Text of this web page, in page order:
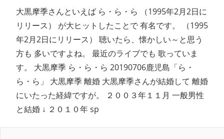
大黒摩季さんといえば ら・ら・ら （1995年2月2日に
リリース） が大ヒットしたことで 有名です。 （1995
年2月2日にリリース） 聴いたら、懐かしい～と思う
方も 多いですよね。 最近のライブでも 歌っていま
す。 大黒摩季 ら・ら・ら 20190706鹿児島「ら・
ら・ら」 大黒摩季 離婚 大黒摩季さんが結婚して 離婚
にいたった経緯ですが。 ２００３年１１月 一般男性
と結婚 ↓ ２０１０年 sp